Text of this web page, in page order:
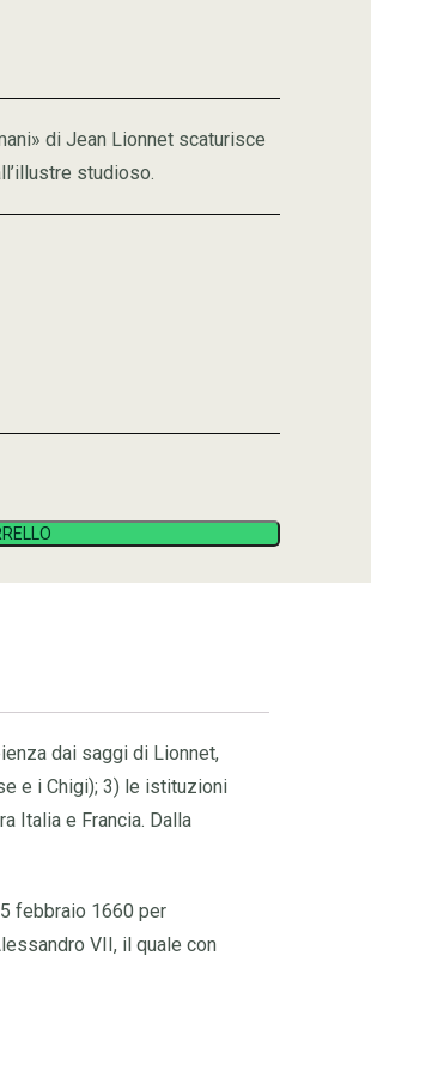
di Jean Lionnet scaturisce
studioso.
dai saggi di Lionnet,
e i Chigi); 3) le istituzioni
Italia e Francia. Dalla
febbraio 1660 per
VII, il quale con